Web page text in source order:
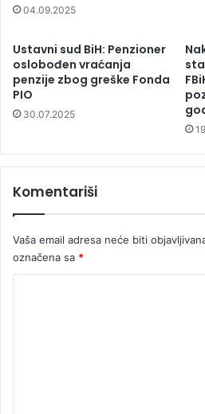
04.09.2025
Ustavni sud BiH: Penzioner
oslobođen vraćanja
penzije zbog greške Fonda
PIO
30.07.2025
Komentariši
Vaša email adresa neće biti
označena sa *